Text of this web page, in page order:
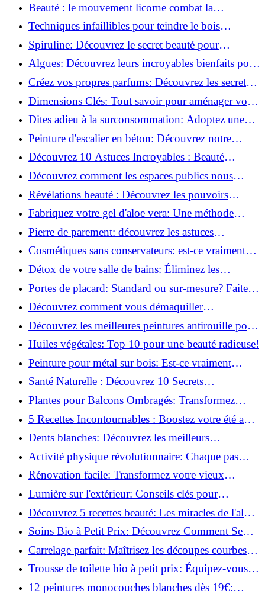
Beauté : le mouvement licorne combat la
surconsommation !
Techniques infaillibles pour teindre le bois
naturellement: Découvrez comment!
Spiruline: Découvrez le secret beauté pour
revitaliser les peaux fatiguées!
Algues: Découvrez leurs incroyables bienfaits pour
la santé et la beauté!
Créez vos propres parfums: Découvrez les secrets
de la fabrication artisanale!
Dimensions Clés: Tout savoir pour aménager votre
salle de bains!
Dites adieu à la surconsommation: Adoptez une
vie plus simple!
Peinture d'escalier en béton: Découvrez notre
tutoriel facile et rapide!
Découvrez 10 Astuces Incroyables : Beauté
Naturelle avec le Concombre !
Découvrez comment les espaces publics nous
incitent à être plus actifs : Révélations surprenantes!
Révélations beauté : Découvrez les pouvoirs
insoupçonnés du concombre!
Fabriquez votre gel d'aloe vera: Une méthode
simple et rapide à la maison!
Pierre de parement: découvrez les astuces
infaillibles pour un nettoyage parfait!
Cosmétiques sans conservateurs: est-ce vraiment
possible?
Détox de votre salle de bains: Éliminez les
ingrédients nocifs dès maintenant!
Portes de placard: Standard ou sur-mesure? Faites
le meilleur choix!
Découvrez comment vous démaquiller
naturellement: Astuces et secrets révélés!
Découvrez les meilleures peintures antirouille pour
le fer: Top 12 analysé!
Huiles végétales: Top 10 pour une beauté radieuse!
Peinture pour métal sur bois: Est-ce vraiment
possible?
Santé Naturelle : Découvrez 10 Secrets
Incontournables pour un Bien-être Optimal!
Plantes pour Balcons Ombragés: Transformez
votre Terrasse en Oasis Verte!
5 Recettes Incontournables : Boostez votre été avec
des huiles essentielles!
Dents blanches: Découvrez les meilleurs
ingrédients naturels!
Activité physique révolutionnaire: Chaque pas
compte pour votre santé!
Rénovation facile: Transformez votre vieux
parquet irrégulier en un clin d'œil!
Lumière sur l'extérieur: Conseils clés pour
concevoir et installer votre éclairage!
Découvrez 5 recettes beauté: Les miracles de l'aloe
vera pour votre peau!
Soins Bio à Petit Prix: Découvrez Comment Se
Chouchouter Pour Moins de 35€!
Carrelage parfait: Maîtrisez les découpes courbes
facilement!
Trousse de toilette bio à petit prix: Équipez-vous
pour moins de 25€!
12 peintures monocouches blanches dès 19€: